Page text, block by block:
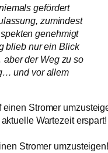
gefördert
zumindest
genehmigt
blieb nur ein Blick
der Weg zu so
und vor allem
Stromer